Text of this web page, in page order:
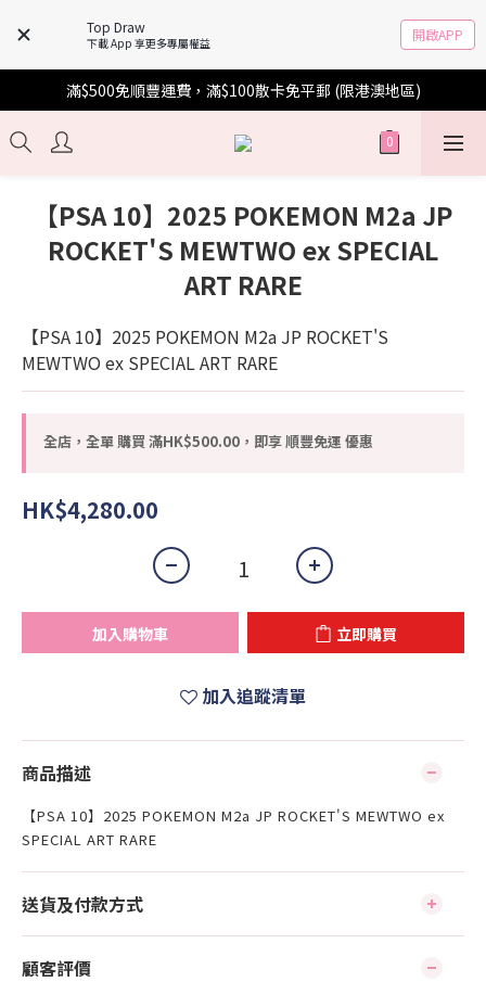
Top Draw
下載 App 享更多專屬權益 開啟APP
滿$500免順豐運費，滿$100散卡免平郵 (限港澳地區)
【PSA 10】2025 POKEMON M2a JP
ROCKET'S MEWTWO ex SPECIAL
ART RARE
【PSA 10】2025 POKEMON M2a JP ROCKET'S
MEWTWO ex SPECIAL ART RARE
全店，全單 購買 滿HK$500.00，即享 順豐免運 優惠
HK$4,280.00
加入購物車 立即購買
加入追蹤清單
商品描述
【PSA 10】2025 POKEMON M2a JP ROCKET'S MEWTWO ex
SPECIAL ART RARE
送貨及付款方式
顧客評價